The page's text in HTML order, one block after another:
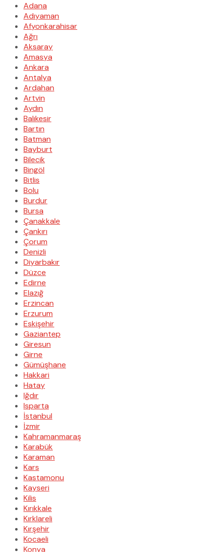
Adana
Adıyaman
Afyonkarahisar
Ağrı
Aksaray
Amasya
Ankara
Antalya
Ardahan
Artvin
Aydın
Balıkesir
Bartın
Batman
Bayburt
Bilecik
Bingöl
Bitlis
Bolu
Burdur
Bursa
Çanakkale
Çankırı
Çorum
Denizli
Diyarbakır
Düzce
Edirne
Elazığ
Erzincan
Erzurum
Eskişehir
Gaziantep
Giresun
Girne
Gümüşhane
Hakkari
Hatay
Iğdır
Isparta
İstanbul
İzmir
Kahramanmaraş
Karabük
Karaman
Kars
Kastamonu
Kayseri
Kilis
Kırıkkale
Kırklareli
Kırşehir
Kocaeli
Konya